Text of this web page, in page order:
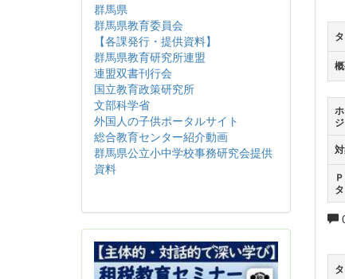
ジ
タ
群馬県
群馬県教育委員会
【各課発行・提供資料】
群馬県教育研究所連盟
連盟双書刊行会
国立教育政策研究所
文部科学省
外国人の子供ポータルサイト
総合教育センター紹介動画
群馬県公立小中学校事務研究会提供
資料